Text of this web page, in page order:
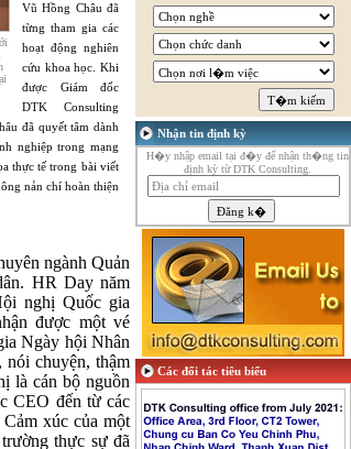
Vũ Hồng Châu đã
từng tham gia các
hoạt động nghiên
cứu khoa học. Khi
được Giám đốc
DTK Consulting
đã quyết tâm dành
nghiệp trong mạng
thực tế trong bài viết
nản chí hoàn thiện
ngành Quản
HR Day năm
nghị Quốc gia
được một vé
Ngày hội Nhân
nói chuyện, thậm
là cán bộ nguồn
CEO đến từ các
xúc của một
thực sự đã
Nhận tin định kỳ
H�y nhập email tại đ�y để nhận th�ng tin
định kỳ từ DTK Consulting.
Các đối tác tiêu biểu